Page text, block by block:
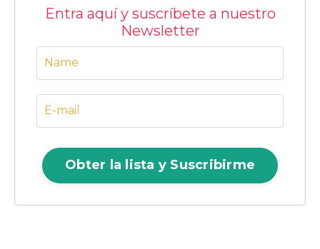
Entra aquí y suscríbete a nuestro
Newsletter